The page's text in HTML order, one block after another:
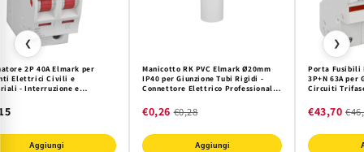
❮
2P 40A Elmark per
Elettrici Civili e
- Interruzione e
Aggiungi
Manicotto RK PVC Elmark Ø20mm
IP40 per Giunzione Tubi Rigidi -
Connettore Elettrico Professionale
€0,26 €0,28
Aggiungi
Porta Fusibili
3P+N 63A per
Circuiti
€43,70
❯